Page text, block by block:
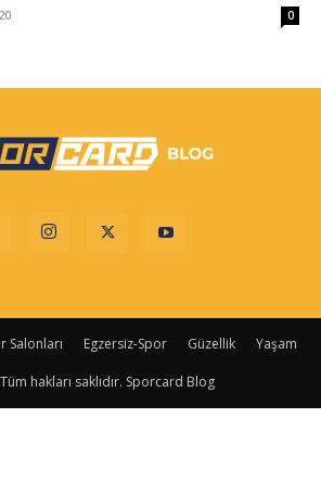
0
Salonları Egzersiz-Spor Güzellik Yaşam
hakları saklıdır. Sporcard Blog